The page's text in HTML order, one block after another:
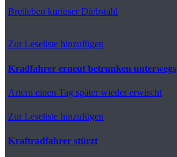
Bretleben kurioser Diebstahl
Zur Leseliste hinzufügen
Kradfahrer erneut betrunken unterwegs
Artern einen Tag später wieder erwischt
Zur Leseliste hinzufügen
Kraftradfahrer stürzt